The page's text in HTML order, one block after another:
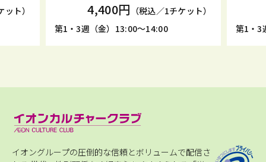
ト）
4,400円 （税込／1チケット）
第1・3週（金）13:00～14:00
第1・3
イオングループの圧倒的な信頼とボリュームで配信さ